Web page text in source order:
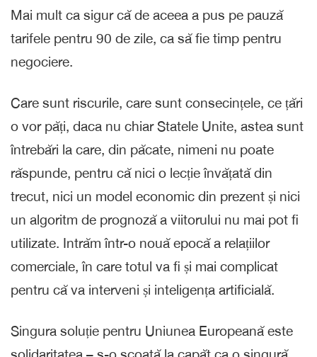
Mai mult ca sigur că de aceea a pus pe pauză
tarifele pentru 90 de zile, ca să fie timp pentru
negociere.
Care sunt riscurile, care sunt consecințele, ce țări
o vor păți, daca nu chiar Statele Unite, astea sunt
întrebări la care, din păcate, nimeni nu poate
răspunde, pentru că nici o lecție învățată din
trecut, nici un model economic din prezent și nici
un algoritm de prognoză a viitorului nu mai pot fi
utilizate. Intrăm într-o nouă epocă a relațiilor
comerciale, în care totul va fi și mai complicat
pentru că va interveni și inteligența artificială.
Singura soluție pentru Uniunea Europeană este